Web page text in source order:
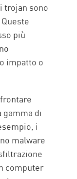
trojan sono
più
impatto o
di
i
malware
computer